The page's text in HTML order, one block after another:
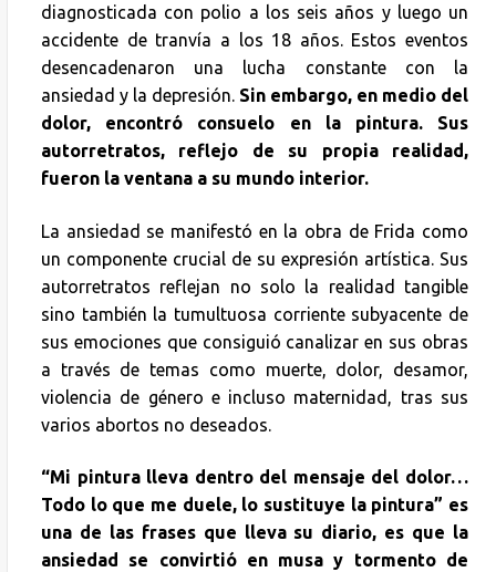
diagnosticada con polio a los seis años y luego un
accidente de tranvía a los 18 años. Estos eventos
desencadenaron una lucha constante con la
ansiedad y la depresión. Sin embargo, en medio del
dolor, encontró consuelo en la pintura. Sus
autorretratos, reflejo de su propia realidad,
fueron la ventana a su mundo interior.
La ansiedad se manifestó en la obra de Frida como
un componente crucial de su expresión artística. Sus
autorretratos reflejan no solo la realidad tangible
sino también la tumultuosa corriente subyacente de
sus emociones que consiguió canalizar en sus obras
a través de temas como muerte, dolor, desamor,
violencia de género e incluso maternidad, tras sus
varios abortos no deseados.
“Mi pintura lleva dentro del mensaje del dolor…
Todo lo que me duele, lo sustituye la pintura” es
una de las frases que lleva su diario, es que la
ansiedad se convirtió en musa y tormento de